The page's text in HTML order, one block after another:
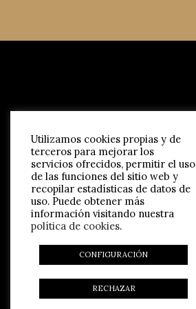
Utilizamos cookies propias y de
terceros para mejorar los
servicios ofrecidos, permitir el uso
de las funciones del sitio web y
recopilar estadísticas de datos de
uso. Puede obtener más
información visitando nuestra
política de cookies.
CONFIGURACIÓN
RECHAZAR